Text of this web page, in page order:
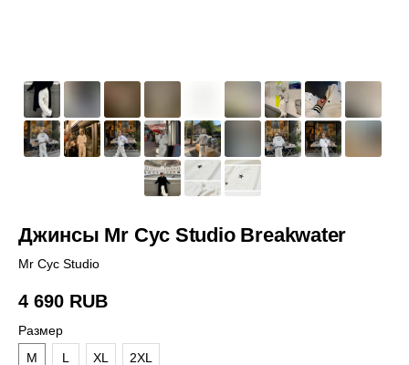
Джинсы Mr Cyc Studio Breakwater
Mr Cyc Studio
4 690 RUB
Размер
M
L XL 2XL